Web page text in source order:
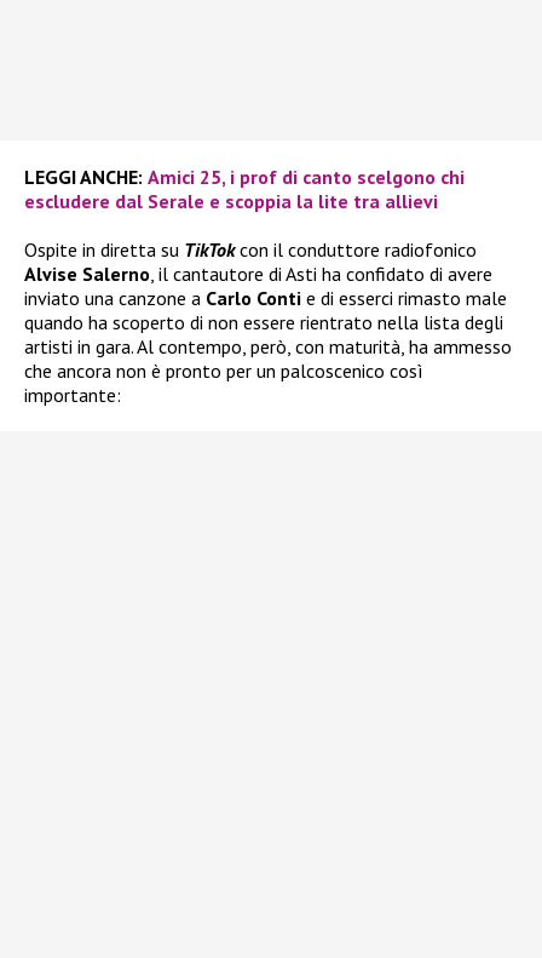
LEGGI ANCHE: Amici 25, i prof di canto scelgono chi
escludere dal Serale e scoppia la lite tra allievi
Ospite in diretta su TikTokcon il conduttore radiofonico
Alvise Salerno, il cantautore di Asti ha confidato di avere
inviato una canzone a Carlo Conti e di esserci rimasto male
quando ha scoperto di non essere rientrato nella lista degli
artisti in gara. Al contempo, però, con maturità, ha ammesso
che ancora non è pronto per un palcoscenico così
importante: